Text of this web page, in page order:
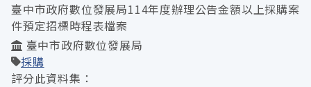
臺中市政府數位發展局114年度辦理公告金額以上採購案
件預定招標時程表檔案
臺中市政府數位發展局
採購
評分此資料集：